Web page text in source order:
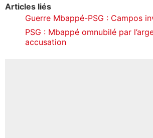
Articles liés
Guerre Mbappé-PSG : Campos
PSG : Mbappé omnubilé par
accusation